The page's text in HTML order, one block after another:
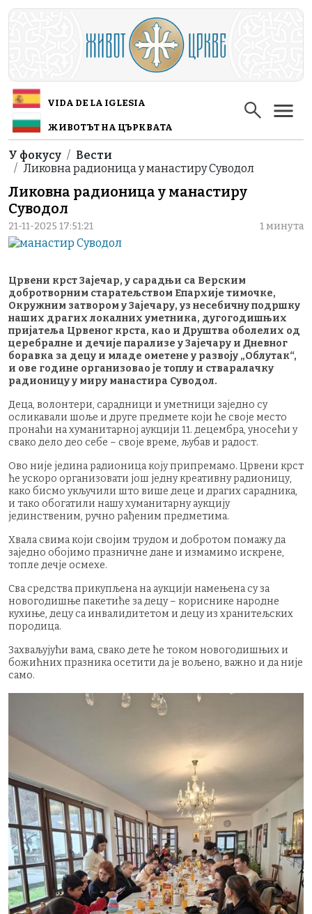
Skip to main content
VIDA DE LA IGLESIA
ЖИВОТЪТ НА ЦЪРКВАТА
Breadcrumb
У фокусу
Вести
Ликовна радионица у манастиру Суводол
Ликовна радионица у манастиру
Суводол
21-11-2025 17:51:21 1 минута
Црвени крст Зајечар, у сарадњи са Верским
добротворним старатељством Епархије тимочке,
Окружним затвором у Зајечару, уз несебичну подршку
наших драгих локалних уметника, дугогодишњих
пријатеља Црвеног крста, као и Друштва оболелих од
церебралне и дечије парализе у Зајечару и Дневног
боравка за децу и младе ометене у развоју „Облутак“,
и ове године организовао је топлу и стваралачку
радионицу у миру манастира Суводол.
Деца, волонтери, сарадници и уметници заједно су
осликавали шоље и друге предмете који ће своје место
пронаћи на хуманитарној аукцији 11. децембра, уносећи у
свако дело део себе – своје време, љубав и радост.
Ово није једина радионица коју припремамо. Црвени крст
ће ускоро организовати још једну креативну радионицу,
како бисмо укључили што више деце и драгих сарадника,
и тако обогатили нашу хуманитарну аукцију
јединственим, ручно рађеним предметима.
Хвала свима који својим трудом и добротом помажу да
заједно обојимо празничне дане и измамимо искрене,
топле дечје осмехе.
Сва средства прикупљена на аукцији намењена су за
новогодишње пакетиће за децу– кориснике народне
кухиње, децу са инвалидитетом и децу из хранитељских
породица.
Захваљујући вама, свако дете ће током новогодишњих и
божићних празника осетити да је вољено, важно и да није
само.